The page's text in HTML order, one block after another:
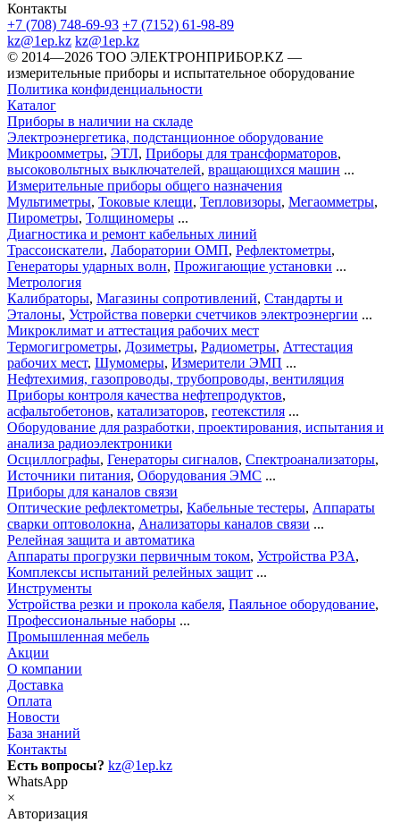
Контакты
+7 (708) 748-69-93 +7 (7152) 61-98-89
kz@1ep.kz kz@1ep.kz
©️ 2014—2026 ТОО ЭЛЕКТРОНПРИБОР.KZ —
измерительные приборы и испытательное оборудование
Политика конфиденциальности
Каталог
Приборы в наличии на складе
Электроэнергетика, подстанционное оборудование
Микроомметры, ЭТЛ, Приборы для трансформаторов,
высоковольтных выключателей, вращающихся машин ...
Измерительные приборы общего назначения
Мультиметры, Токовые клещи, Тепловизоры, Мегаомметры,
Пирометры, Толщиномеры ...
Диагностика и ремонт кабельных линий
Трассоискатели, Лаборатории ОМП, Рефлектометры,
Генераторы ударных волн, Прожигающие установки ...
Метрология
Калибраторы, Магазины сопротивлений, Стандарты и
Эталоны, Устройства поверки счетчиков электроэнергии ...
Микроклимат и аттестация рабочих мест
Термогигрометры, Дозиметры, Радиометры, Аттестация
рабочих мест, Шумомеры, Измерители ЭМП ...
Нефтехимия, газопроводы, трубопроводы, вентиляция
Приборы контроля качества нефтепродуктов,
асфальтобетонов, катализаторов, геотекстиля ...
Оборудование для разработки, проектирования, испытания и
анализа радиоэлектроники
Осциллографы, Генераторы сигналов, Спектроанализаторы,
Источники питания, Оборудования ЭМС ...
Приборы для каналов связи
Оптические рефлектометры, Кабельные тестеры, Аппараты
сварки оптоволокна, Анализаторы каналов связи ...
Релейная защита и автоматика
Аппараты прогрузки первичным током, Устройства РЗА,
Комплексы испытаний релейных защит ...
Инструменты
Устройства резки и прокола кабеля, Паяльное оборудование,
Профессиональные наборы ...
Промышленная мебель
Акции
О компании
Доставка
Оплата
Новости
База знаний
Контакты
Есть вопросы? kz@1ep.kz
WhatsApp
×
Авторизация